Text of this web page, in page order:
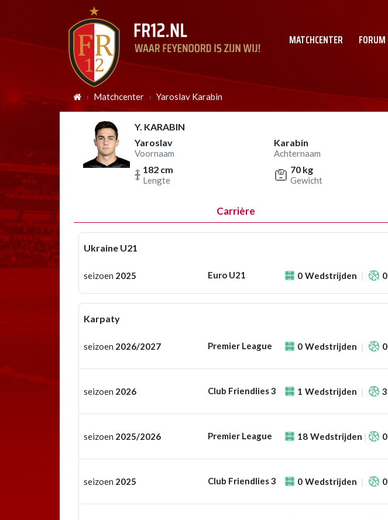
MATCHCENTER FORUM
Matchcenter Yaroslav Karabin
Y. KARABIN
Yaroslav
Voornaam
Karabin
Achternaam
182 cm
Lengte
70 kg
Gewicht
Carrière
Ukraine U21
seizoen 2025 Euro U21 0 Wedstrijden 0
Karpaty
seizoen 2026/2027 Premier League 0 Wedstrijden 0
seizoen 2026 Club Friendlies 3 1 Wedstrijden 3
seizoen 2025/2026 Premier League 18 Wedstrijden 0
seizoen 2025 Club Friendlies 3 0 Wedstrijden 0